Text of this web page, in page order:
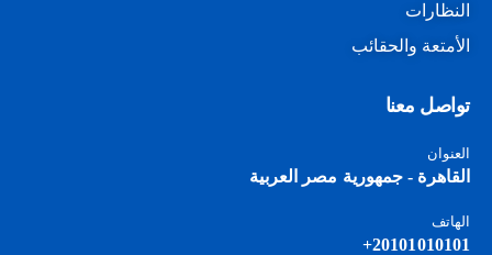
النظارات
الأمتعة والحقائب
تواصل معنا
العنوان
القاهرة - جمهورية مصر العربية
الهاتف
20101010101+